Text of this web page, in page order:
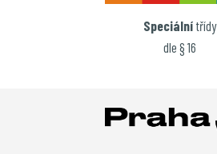
Speciální třídy
dle § 16